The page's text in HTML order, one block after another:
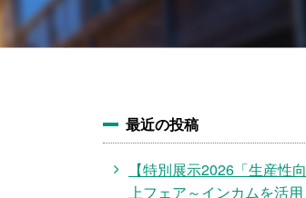
最近の投稿
【特別展示2026「生産性向
上フェア～インカムを活用